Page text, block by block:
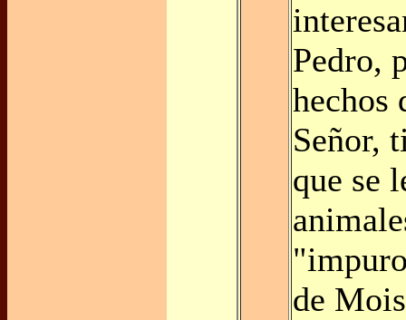
Pedro,
hechos
Señor,
que se
de